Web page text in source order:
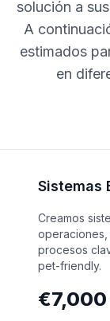
solución a
A
estimados
en
Sistemas
Creamos
operaciones,
procesos
pet-friendly.
€7,000